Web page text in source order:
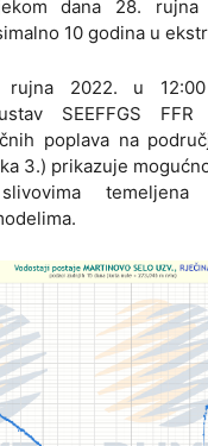
dana 28. rujna
10 godina u
2022. u 12:00
SEEFFGS
poplava na
3.) prikazuje
temeljena